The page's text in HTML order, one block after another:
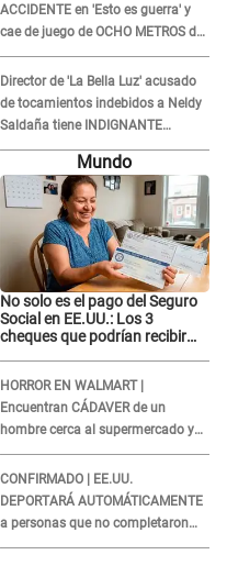
ACCIDENTE en 'Esto es guerra' y
cae de juego de OCHO METROS de
altura: "La colchoneta se rompe..."
Director de 'La Bella Luz' acusado
de tocamientos indebidos a Neldy
Saldaña tiene INDIGNANTE
reacción ante denuncia
Mundo
No solo es el pago del Seguro
Social en EE.UU.: Los 3
cheques que podrían recibir
HORROR EN WALMART |
Encuentran CÁDAVER de un
hombre cerca al supermercado y
esto reveló la autopsia que le
realizaron
CONFIRMADO | EE.UU.
DEPORTARÁ AUTOMÁTICAMENTE
a personas que no completaron
este formulario clave